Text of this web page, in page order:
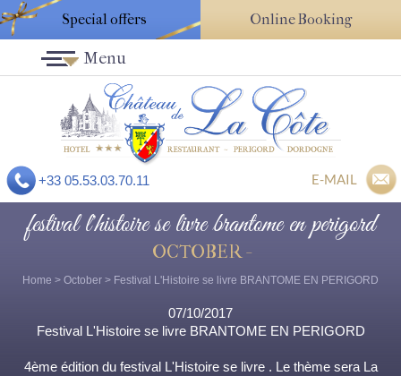
Special offers Online Booking
+33 05.53.03.70.11 E-MAIL
Menu
festival l'histoire se livre brantome en perigord
OCTOBER -
Home > October > Festival L'Histoire se livre BRANTOME EN PERIGORD
07/10/2017
Festival L'Histoire se livre BRANTOME EN PERIGORD
4ème édition du festival L'Histoire se livre . Le thème sera La